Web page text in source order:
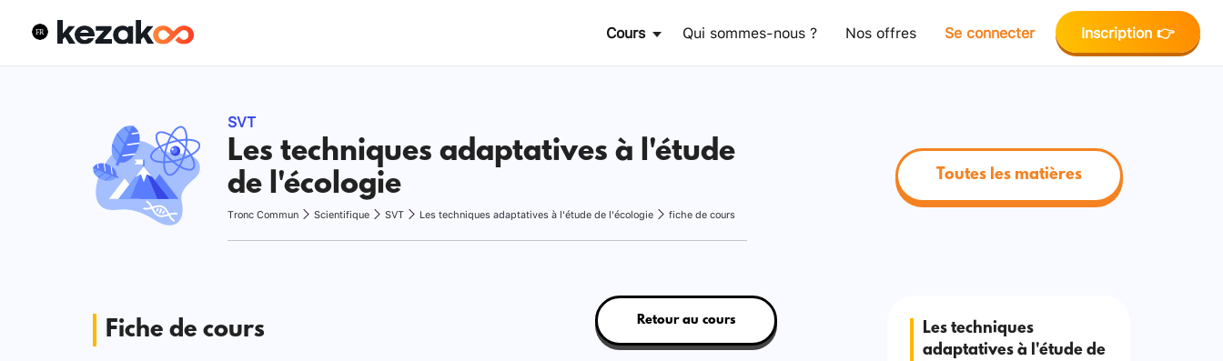
Cours Qui sommes-nous ? Nos offres Se connecter Inscription 👉
SVT
Les techniques adaptatives à l'étude
de l'écologie
Tronc Commun Scientifique SVT Les techniques adaptatives à l'étude de l'écologie fiche de cours
Toutes les matières
Fiche de cours Retour au cours
Les techniques
adaptatives à l'étude de